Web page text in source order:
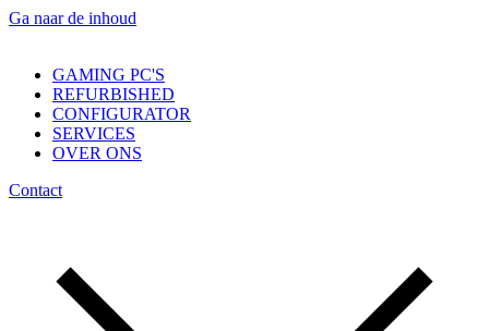
Ga naar de inhoud
GAMING PC'S
REFURBISHED
CONFIGURATOR
SERVICES
OVER ONS
Contact